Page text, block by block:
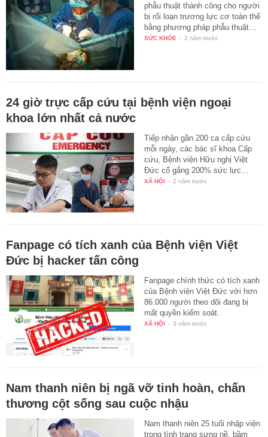
phẫu thuật thành công cho người
bị rối loạn trương lực cơ toàn thể
bằng phương pháp phẫu thuật…
SỨC KHỎE - 2 năm trước
24 giờ trực cấp cứu tại bệnh viện ngoại
khoa lớn nhất cả nước
Tiếp nhận gần 200 ca cấp cứu
mỗi ngày, các bác sĩ khoa Cấp
cứu, Bệnh viện Hữu nghị Việt
Đức cố gắng 200% sức lực…
XÃ HỘI - 2 năm trước
Fanpage có tích xanh của Bệnh viện Việt
Đức bị hacker tấn công
Fanpage chính thức có tích xanh
của Bệnh viện Việt Đức với hơn
86.000 người theo dõi đang bị
mất quyền kiểm soát.
XÃ HỘI - 3 năm trước
Nam thanh niên bị ngã vỡ tinh hoàn, chấn
thương cột sống sau cuộc nhậu
Nam thanh niên 25 tuổi nhập viện
trong tình trạng sưng nề, bầm